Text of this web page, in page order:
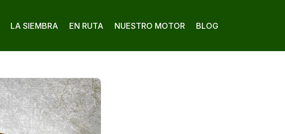
LA SIEMBRA EN RUTA NUESTRO MOTOR BLOG